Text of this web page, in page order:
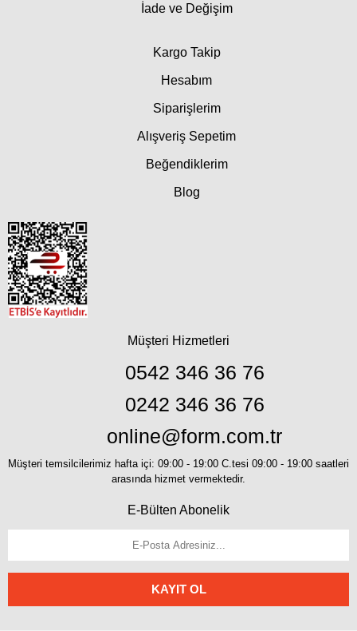
İade ve Değişim
Kargo Takip
Hesabım
Siparişlerim
Alışveriş Sepetim
Beğendiklerim
Blog
Müşteri Hizmetleri
0542 346 36 76
0242 346 36 76
online@form.com.tr
Müşteri temsilcilerimiz hafta içi: 09:00 - 19:00 C.tesi 09:00 - 19:00 saatleri
arasında hizmet vermektedir.
E-Bülten Abonelik
KAYIT OL